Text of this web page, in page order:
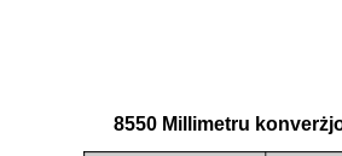
8550 Millimetru